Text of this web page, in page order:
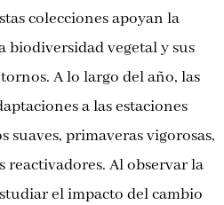
colecciones apoyan la
biodiversidad vegetal y sus
A lo largo del año, las
a las estaciones
suaves, primaveras vigorosas,
reactivadores. Al observar la
el impacto del cambio